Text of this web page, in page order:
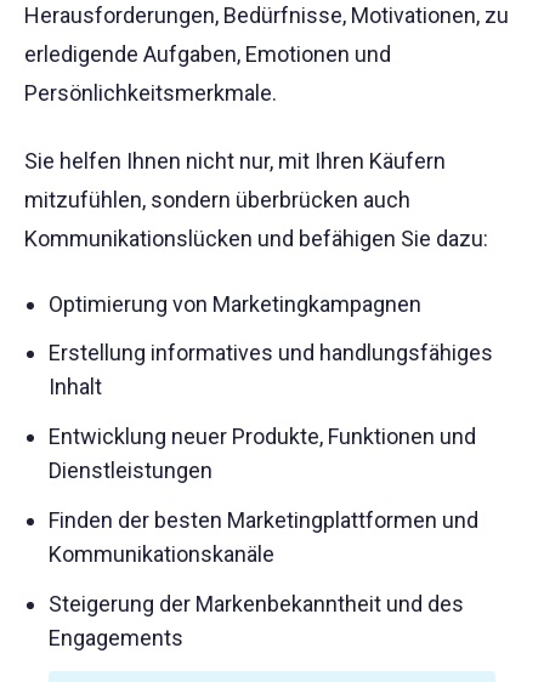
Herausforderungen, Bedürfnisse, Motivationen, zu
erledigende Aufgaben, Emotionen und
Persönlichkeitsmerkmale.
Sie helfen Ihnen nicht nur, mit Ihren Käufern
mitzufühlen, sondern überbrücken auch
Kommunikationslücken und befähigen Sie dazu:
Optimierung von Marketingkampagnen
Erstellung informatives und handlungsfähiges
Inhalt
Entwicklung neuer Produkte, Funktionen und
Dienstleistungen
Finden der besten Marketingplattformen und
Kommunikationskanäle
Steigerung der Markenbekanntheit und des
Engagements